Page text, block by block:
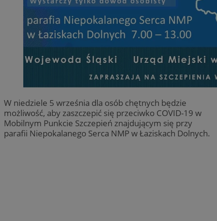
W niedziele 5 września dla osób chętnych będzie
możliwość, aby zaszczepić się przeciwko COVID-19 w
Mobilnym Punkcie Szczepień znajdującym się przy
parafii Niepokalanego Serca NMP w Łaziskach Dolnych.